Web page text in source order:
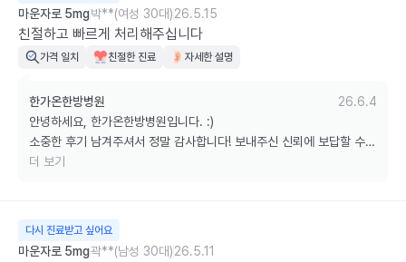
마운자로 5mg박**(여성 30대)26.5.15
친절하고 빠르게 처리해주십니다
가격 일치 친절한 진료 자세한 설명
한가온한방병원
26.6.4
안녕하세요, 한가온한방병원입니다. :)
소중한 후기 남겨주셔서 정말 감사합니다! 보내주신 신뢰에 보답할 수
있도록 늘 최선을 다하겠습니다.
더 보기
다시 진료받고 싶어요
마운자로 5mg곽**(남성 30대)26.5.11